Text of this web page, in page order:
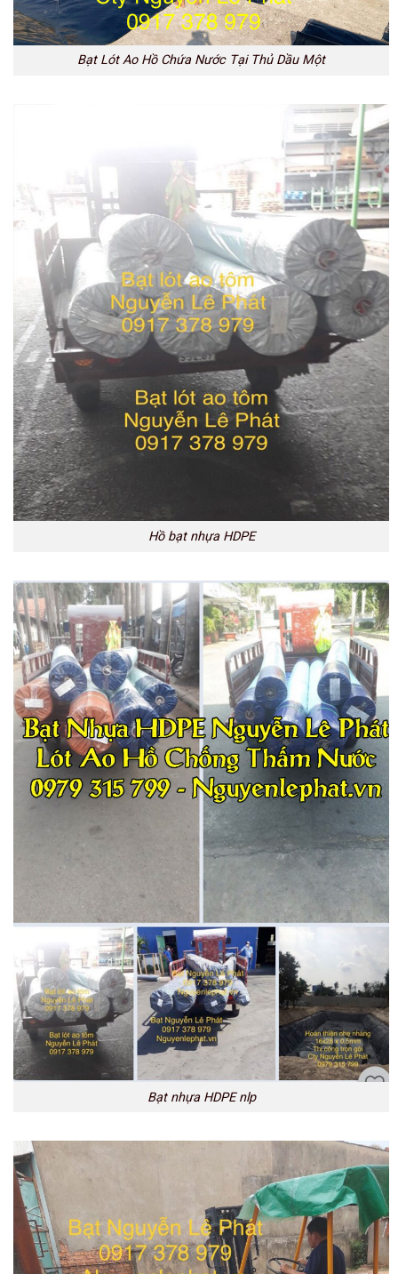
Bạt Lót Ao Hồ Chứa Nước Tại Thủ Dầu Một
Hồ bạt nhựa HDPE
Bạt nhựa HDPE nlp